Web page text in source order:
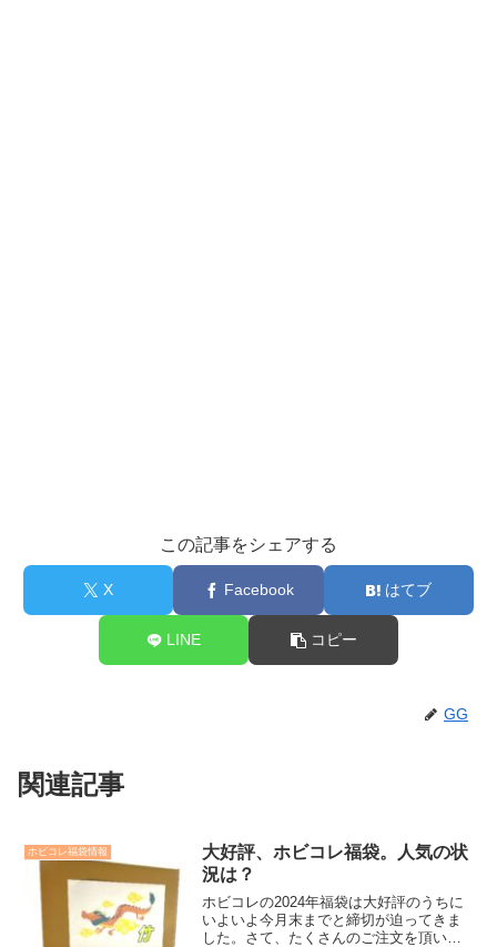
この記事をシェアする
X Facebook はてブ
LINE コピー
GG
関連記事
ホビコレ福袋情報
大好評、ホビコレ福袋。人気の状
況は？
ホビコレの2024年福袋は大好評のうちに
いよいよ今月末までと締切が迫ってきま
した。さて、たくさんのご注文を頂いた